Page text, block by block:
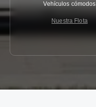
Vehículos cómodos
Nuestra Flota